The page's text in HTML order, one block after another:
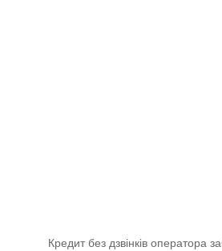
Кредит без дзвінків оператора